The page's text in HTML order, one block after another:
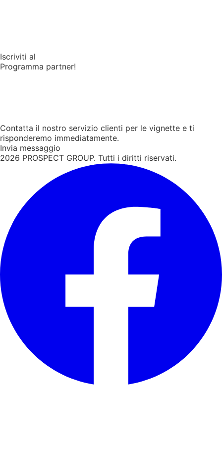
Iscriviti al
Programma partner!
Contatta il nostro servizio clienti per le vignette e ti
risponderemo immediatamente.
Invia messaggio
2026 PROSPECT GROUP. Tutti i diritti riservati.